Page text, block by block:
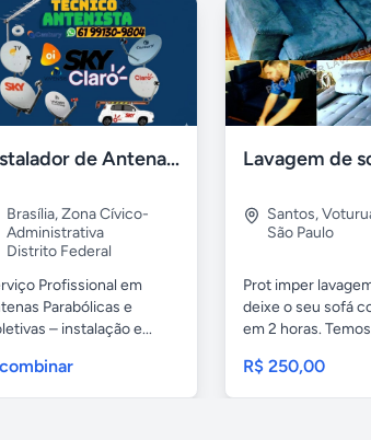
Instalador de Antena Digital em Brasília
Brasília,Zona Cívico-
Administrativa
Distrito Federal
Profissional em
Parabólicas e
– instalação e...
Santos,
São Paulo
Prot imper
deixe o seu sofá
em 2 horas.
R$ 250,00